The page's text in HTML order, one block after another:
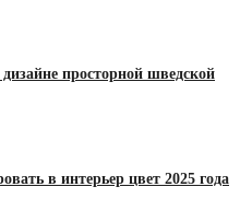
просторной шведской
в интерьер цвет 2025 года